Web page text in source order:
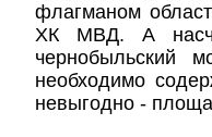
флагманом
ХК МВД. А
чернобыльский
необходимо
невыгодно -